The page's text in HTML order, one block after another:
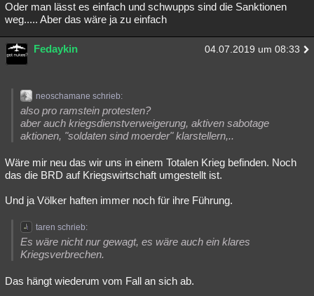
Oder man lässt es einfach und schwupps sind die Sanktionen
weg..... Aber das wäre ja zu einfach
Fedaykin 04.07.2019 um 08:33
neoschamane schrieb:
also pro ramstein protesten?
aber auch kriegsdienstverweigerung, aktiven sabotage
aktionen, "soldaten sind moerder" klarstellern,..
Wäre mir neu das wir uns in einem Totalen Krieg befinden. Noch
das die BRD auf Kriegswirtschaft umgestellt ist.
Und ja Völker haften immer noch für ihre Führung.
taren schrieb:
Es wäre nicht nur gewagt, es wäre auch ein klares
Kriegsverbrechen.
Das hängt wiederum vom Fall an sich ab.